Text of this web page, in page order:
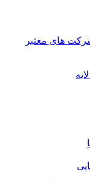
های معتبر